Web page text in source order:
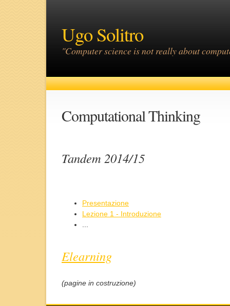
Ugo Solitro
"Computer science is not really about
Computational Thinking
Tandem 2014/15
Presentazione
Lezione 1 - Introduzione
Elearning
(pagine in costruzione)